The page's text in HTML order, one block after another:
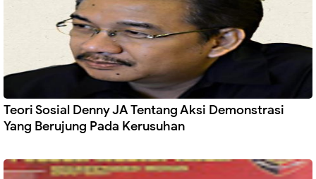
Teori Sosial Denny JA Tentang Aksi Demonstrasi
Yang Berujung Pada Kerusuhan